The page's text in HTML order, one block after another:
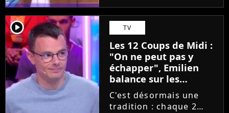
plateau des 12 Coups de
Midi sur TF1. En même
temps, comme l'a révélé
une membre de la
production,...
player2 TV
Les 12 Coups de Midi :
"On ne peut pas y
échapper", Emilien
balance sur les
coulisses ! Jean-Luc
Reichmann en cause
C'est désormais une
tradition : chaque 2